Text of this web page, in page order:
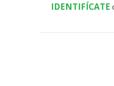
IDENTIFÍCATE